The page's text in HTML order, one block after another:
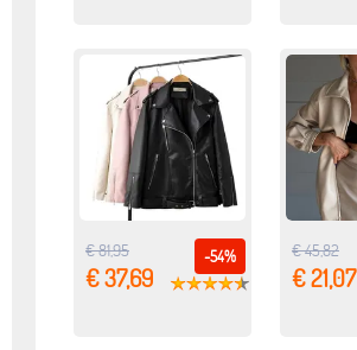
-54%
€ 81,95
€ 37,69
€ 45,82
€ 21,07